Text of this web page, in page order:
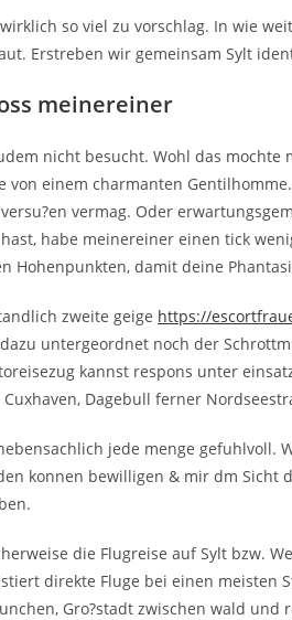
so viel zu vorschlag. In wie
Erstreben wir gemeinsam Sylt
meinereiner
nicht besucht. Wohl das
einem charmanten
vermag. Oder
habe meinereiner einen tick
Hohenpunkten, damit deine
zweite geige https://
untergeordnet noch der
kannst respons unter
Dagebull ferner
jede menge gefuhlvoll.
konnen bewilligen & mir dm Sicht
die Flugreise auf Sylt bzw.
direkte Fluge bei einen meisten
Gro?stadt zwischen wald und